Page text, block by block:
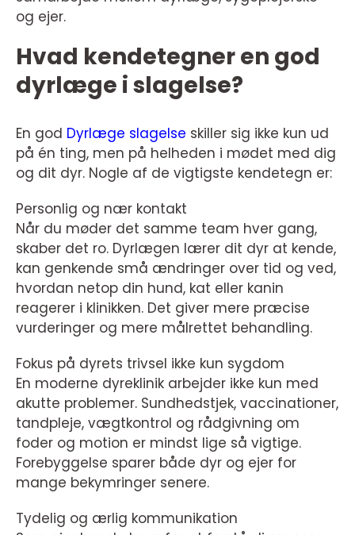
og ejer.
Hvad kendetegner en god
dyrlæge i slagelse?
En god Dyrlæge slagelse skiller sig ikke kun ud
på én ting, men på helheden i mødet med dig
og dit dyr. Nogle af de vigtigste kendetegn er:
Personlig og nær kontakt
Når du møder det samme team hver gang,
skaber det ro. Dyrlægen lærer dit dyr at kende,
kan genkende små ændringer over tid og ved,
hvordan netop din hund, kat eller kanin
reagerer i klinikken. Det giver mere præcise
vurderinger og mere målrettet behandling.
Fokus på dyrets trivsel ikke kun sygdom
En moderne dyreklinik arbejder ikke kun med
akutte problemer. Sundhedstjek, vaccinationer,
tandpleje, vægtkontrol og rådgivning om
foder og motion er mindst lige så vigtige.
Forebyggelse sparer både dyr og ejer for
mange bekymringer senere.
Tydelig og ærlig kommunikation